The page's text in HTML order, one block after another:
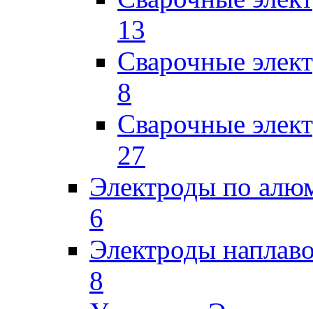
13
Сварочные
8
Сварочные
27
Электроды по
6
Электроды
8